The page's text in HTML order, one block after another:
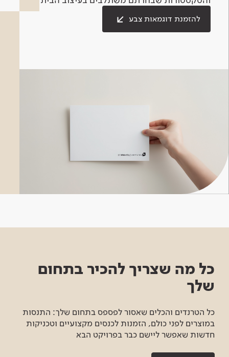
להזמנת דוגמאות צבע
כל מה שצריך להכיר בתחום
שלך
כל הטרנדים והכלים שאסור לפספס בתחום שלך: התנסות
במוצרים לפני כולם, הזמנות לכנסים מקצועיים וטכניקות
חדשות שאפשר ליישם כבר בפרויקט הבא